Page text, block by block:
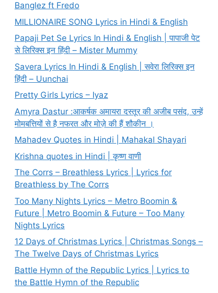
Banglez ft Fredo
MILLIONAIRE SONG Lyrics in Hindi & English
Papaji Pet Se Lyrics In Hindi & English | पापाजी पेट
से लिरिक्स इन हिंदी – Mister Mummy
Savera Lyrics In Hindi & English | सवेरा लिरिक्स इन
हिंदी – Uunchai
Pretty Girls Lyrics – Iyaz
Amyra Dastur :आकर्षक अमायरा दस्तूर की अजीब पसंद, उन्हें
मोमबत्तियों से है नफरत और मोज़े की हैं शौकीन ।
Mahadev Quotes in Hindi | Mahakal Shayari
Krishna quotes in Hindi | कृष्ण वाणी
The Corrs – Breathless Lyrics | Lyrics for
Breathless by The Corrs
Too Many Nights Lyrics – Metro Boomin &
Future | Metro Boomin & Future – Too Many
Nights Lyrics
12 Days of Christmas Lyrics | Christmas Songs –
The Twelve Days of Christmas Lyrics
Battle Hymn of the Republic Lyrics | Lyrics to
the Battle Hymn of the Republic